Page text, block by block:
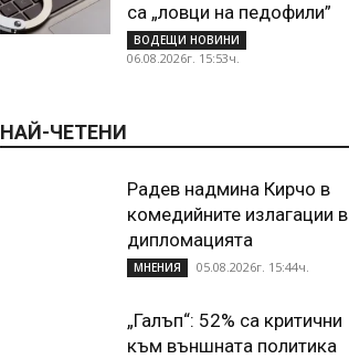
са „ловци на педофили”
ВОДЕЩИ НОВИНИ
06.08.2026г. 15:53ч.
НАЙ-ЧЕТЕНИ
Радев надмина Кирчо в
комедийните излагации в
дипломацията
МНЕНИЯ 05.08.2026г. 15:44ч.
„Галъп“: 52% са критични
към външната политика